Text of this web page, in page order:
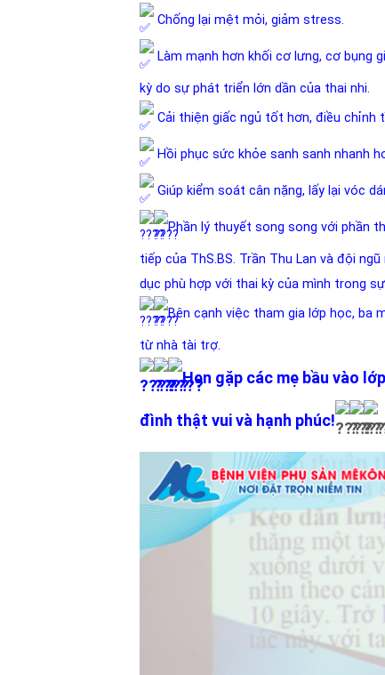
Chống lại mệt mỏi, giảm stress.
Làm mạnh hơn khối cơ lưng, cơ bụng
kỳ do sự phát triển lớn dần của thai nhi.
Cải thiện giấc ngủ tốt hơn, điều chỉnh
Hồi phục sức khỏe sanh sanh nhanh
Giúp kiểm soát cân nặng, lấy lại vóc
Phần lý thuyết song song với phần
tiếp của ThS.BS. Trần Thu Lan và đội
dục phù hợp với thai kỳ của mình trong
Bên cạnh việc tham gia lớp học, ba
từ nhà tài trợ.
Hẹn gặp các mẹ bầu vào
đình thật vui và hạnh phúc!